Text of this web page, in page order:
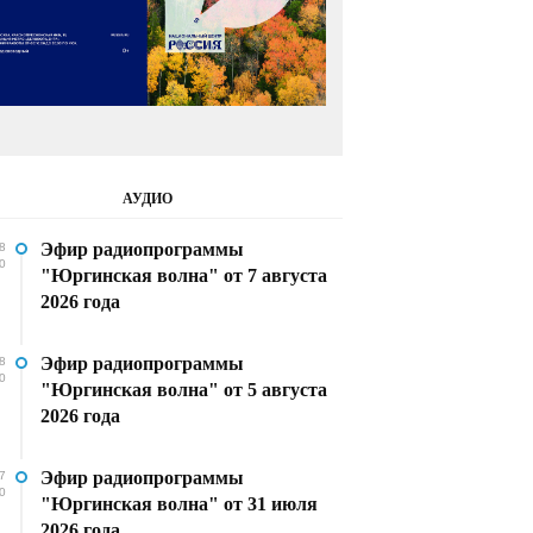
АУДИО
Эфир радиопрограммы
"Юргинская волна" от 7 августа
2026 года
Эфир радиопрограммы
"Юргинская волна" от 5 августа
2026 года
Эфир радиопрограммы
"Юргинская волна" от 31 июля